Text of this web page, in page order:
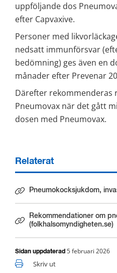
uppföljande dos
efter Capvaxive.
Personer med
nedsatt immunförsvar
bedömning) ges även en
månader efter Prevenar
Därefter rekommenderas
Pneumovax när det gått
dosen med Pneumovax.
Relaterat
Pneumokocksjukdom,
Rekommendationer om
(folkhalsomyndigheten.se)
Länk till annan webbplats.
Sidan uppdaterad 5 februari 2026
Skriv ut